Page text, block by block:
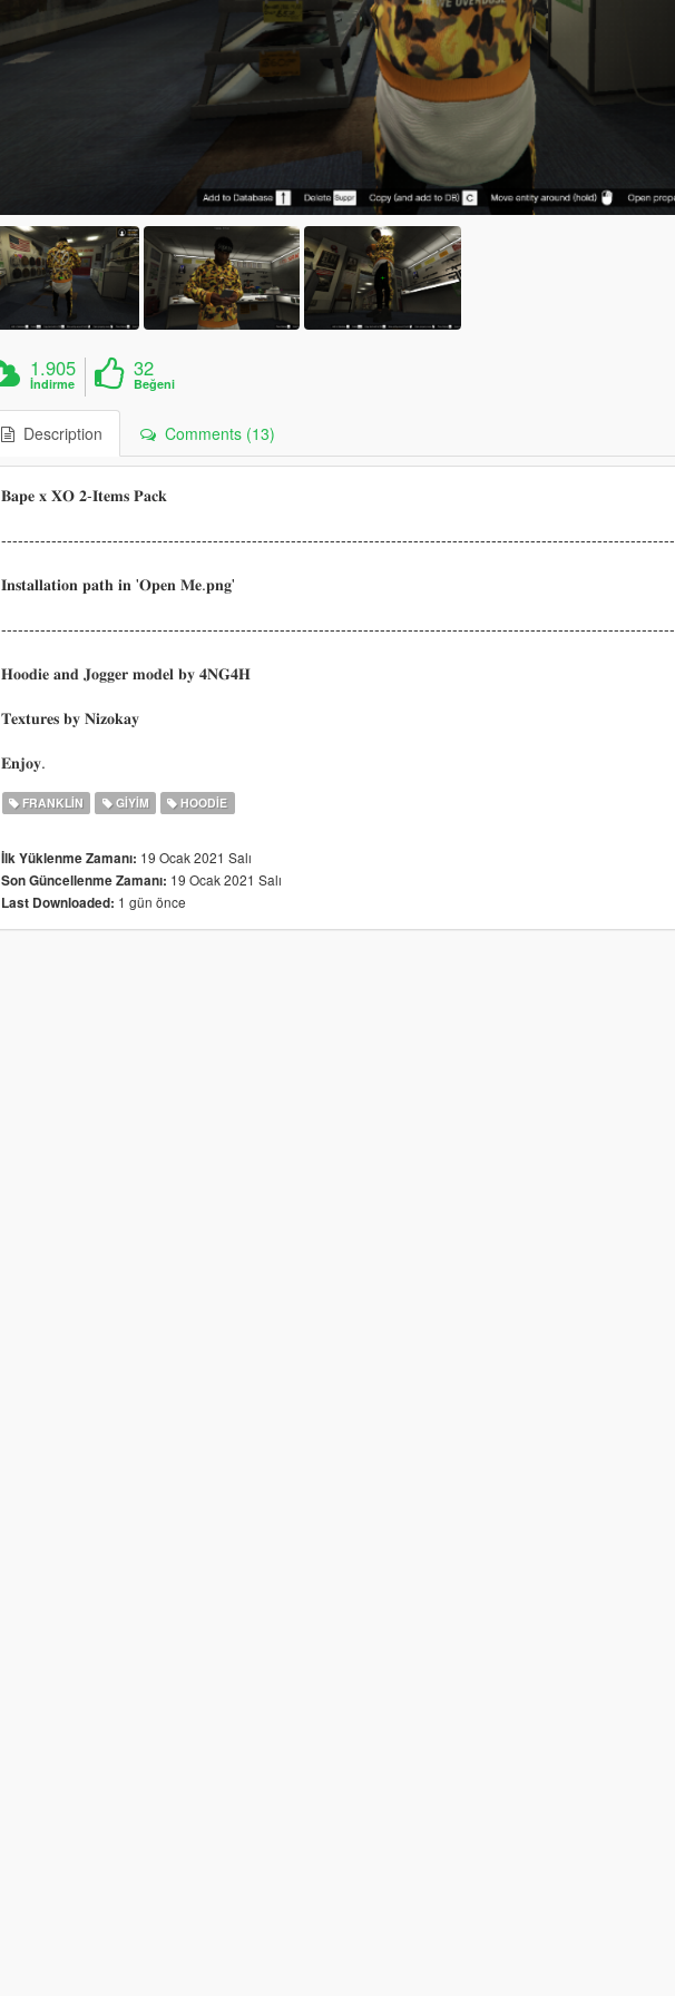
1.905
İndirme
32
Beğeni
Description Comments (13)
𝐁𝐚𝐩𝐞 𝐱 𝐗𝐎 𝟐-𝐈𝐭𝐞𝐦𝐬 𝐏𝐚𝐜𝐤
-------------------------------------------------------------------------------------------------------------------------
𝐈𝐧𝐬𝐭𝐚𝐥𝐥𝐚𝐭𝐢𝐨𝐧 𝐩𝐚𝐭𝐡 𝐢𝐧 '𝐎𝐩𝐞𝐧 𝐌𝐞.𝐩𝐧𝐠'
-------------------------------------------------------------------------------------------------------------------------
𝐇𝐨𝐨𝐝𝐢𝐞 𝐚𝐧𝐝 𝐉𝐨𝐠𝐠𝐞𝐫 𝐦𝐨𝐝𝐞𝐥 𝐛𝐲 𝟒𝐍𝐆𝟒𝐇
𝐓𝐞𝐱𝐭𝐮𝐫𝐞𝐬 𝐛𝐲 𝐍𝐢𝐳𝐨𝐤𝐚𝐲
𝐄𝐧𝐣𝐨𝐲.
FRANKLIN GIYIM HOODIE
İlk Yüklenme Zamanı: 19 Ocak 2021 Salı
Son Güncellenme Zamanı: 19 Ocak 2021 Salı
Last Downloaded: 1 gün önce